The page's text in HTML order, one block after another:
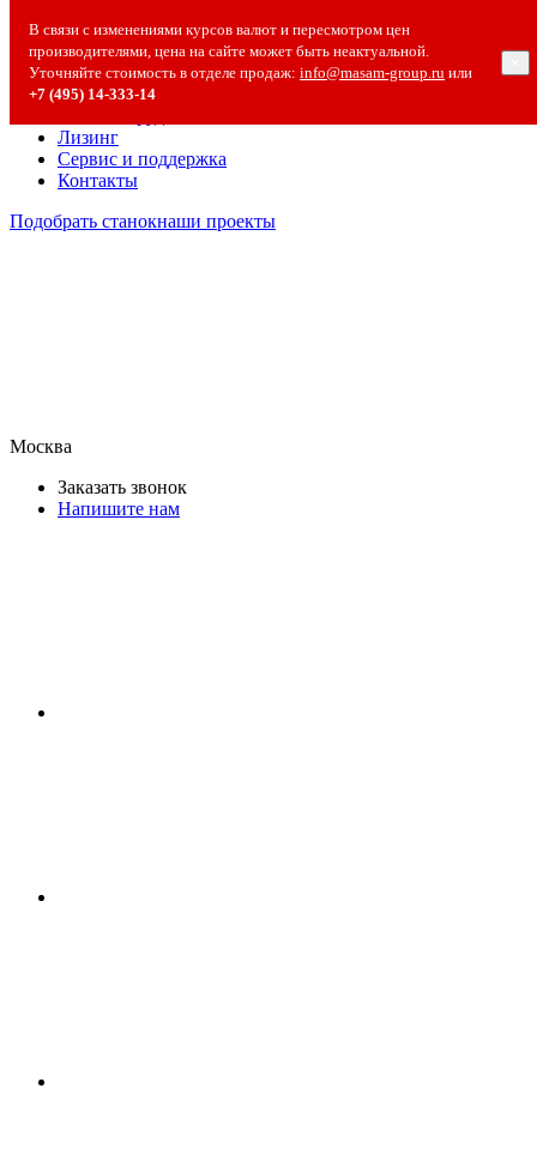
В связи с изменениями курсов валют и пересмотром цен
производителями, цена на сайте может быть неактуальной.
Уточняйте стоимость в отделе продаж: info@masam-group.ru или
+7 (495) 14‑333‑14
О компании
О компании
Полезная информация
Вакансии
Лизинг
Сервис и поддержка
Контакты
Подобрать станокнаши проекты
Москва
Заказать звонок
Напишите нам